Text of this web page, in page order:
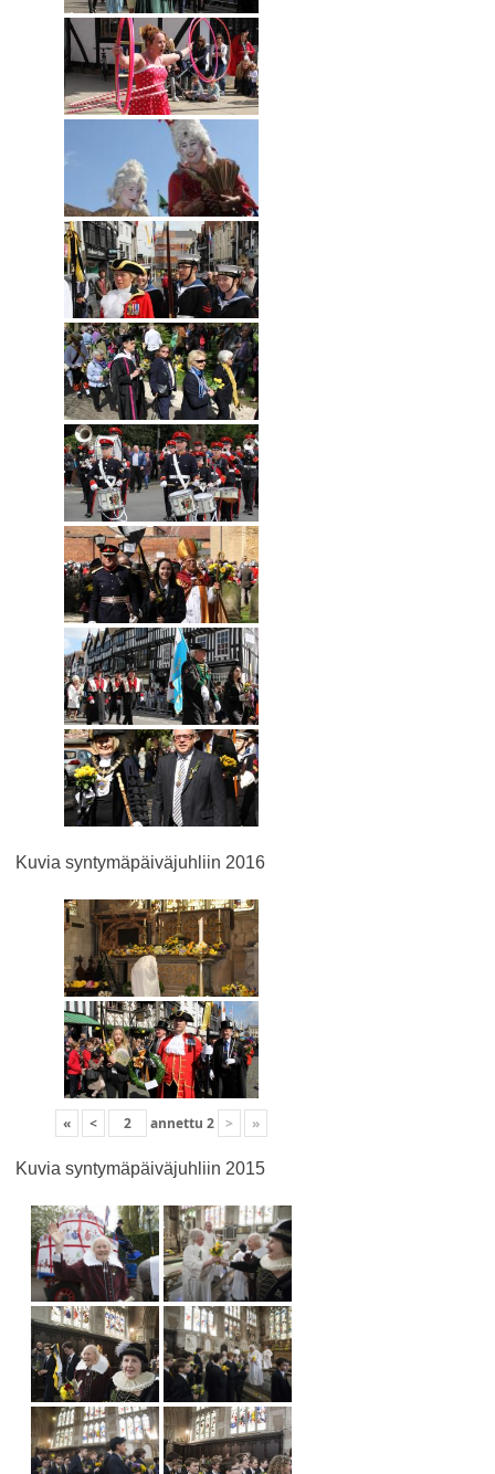
Kuvia syntymäpäiväjuhliin 2016
« < annettu 2 > »
Kuvia syntymäpäiväjuhliin 2015